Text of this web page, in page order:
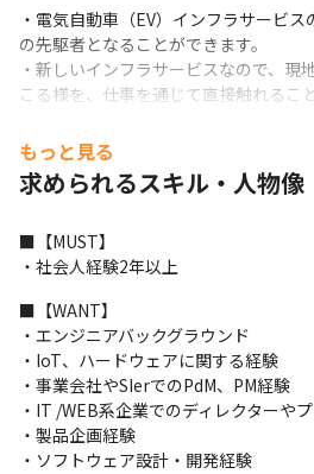
・電気自動車（EV）インフラサービ
の先駆者となることができます。
・新しいインフラサービスなので、現
こる様を、仕事を通じて直接触れるこ
き、モビリティ、インフラ、エネルギ
き合うことができます。
・ソフトウェア、ハードウェア、IoTの
トに携わることができます。
執行役員 VP：1名（40代男性）
メンバー：4名（20〜40代男性、女性各
※2024年1月時点
もっと見る
求められるスキル・人物像
■【MUST】
・社会人経験2年以上
■【WANT】
・エンジニアバックグラウンド
・IoT、ハードウェアに関する経験
・事業会社やSIerでのPdM、PM経験
・IT /WEB系企業でのディレクターや
・製品企画経験
・ソフトウェア設計・開発経験